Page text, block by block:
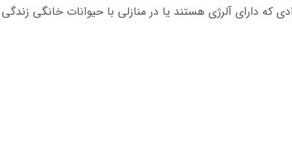
که دارای آلرژی هستند یا در منازلی با حیوانات خانگی